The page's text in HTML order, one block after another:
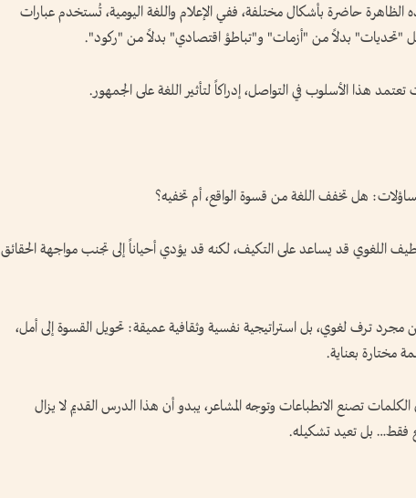
الظاهرة حاضرة بأشكال مختلفة، ففي الإعلام واللغة اليومية، تُستخدم عبارات
"تحديات" بدلاً من "أزمات" و"تباطؤ اقتصادي" بدلاً من "ركود".
هذا الأسلوب في التواصل، إدراكاً لتأثير اللغة على الجمهور.
هل تخفف اللغة من قسوة الواقع، أم تخفيه؟
اللغوي قد يساعد على التكيف، لكنه قد يؤدي أحياناً إلى تجنب مواجهة الحقائق
مجرد ترف لغوي، بل استراتيجية نفسية وثقافية عميقة: تحويل القسوة إلى أمل،
مختارة بعناية.
الكلمات تصنع الانطباعات وتوجه المشاعر، يبدو أن هذا الدرس القديم لا يزال
فقط… بل تعيد تشكيله.